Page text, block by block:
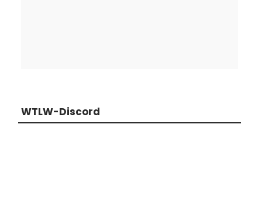
WTLW-Discord